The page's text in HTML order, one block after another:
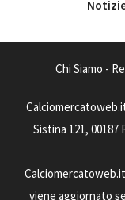
Chi Siamo -
Sistina 121, 00187
viene aggiornato